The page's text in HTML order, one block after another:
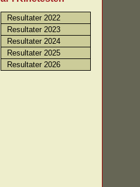
Resultater 2022
Resultater 2023
Resultater 2024
Resultater 2025
Resultater 2026